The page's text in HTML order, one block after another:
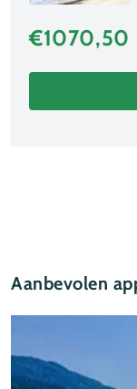
€1070,50
Aanbevolen